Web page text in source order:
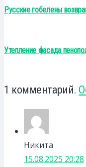
Русские гобелены
Утепление фасада
1 комментарий.
Никита
15.08.2025 20:28